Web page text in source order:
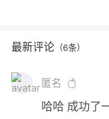
最新评论 （6条）
匿名
哈哈 成功了